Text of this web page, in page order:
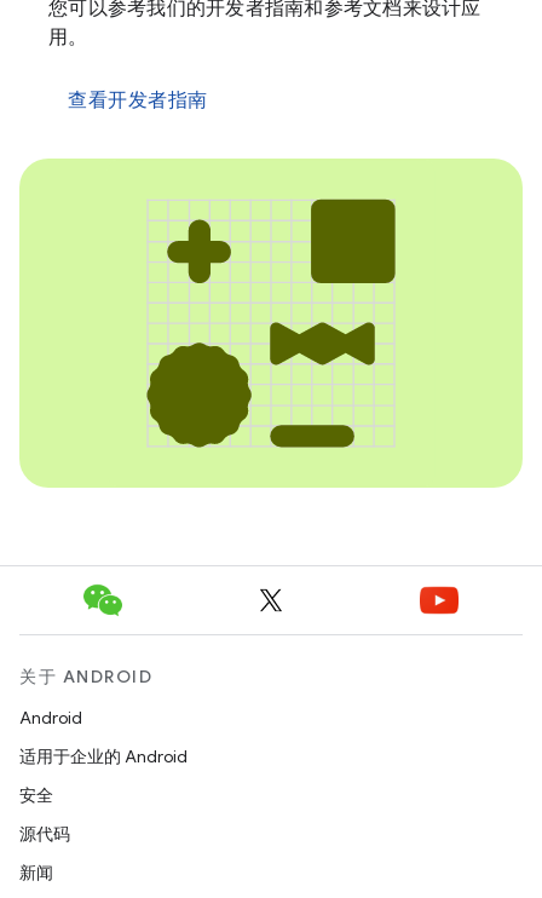
您可以参考我们的开发者指南和参考文档来设计应
用。
查看开发者指南
关于 ANDROID
Android
适用于企业的 Android
安全
源代码
新闻